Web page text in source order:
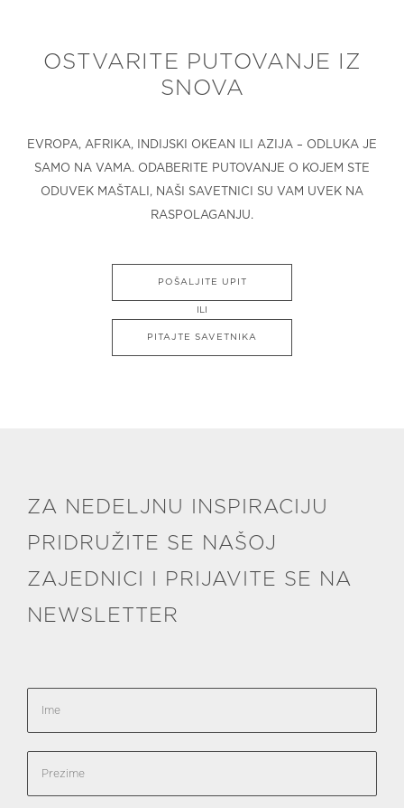
OSTVARITE PUTOVANJE IZ
SNOVA
EVROPA, AFRIKA, INDIJSKI OKEAN ILI AZIJA – ODLUKA JE
SAMO NA VAMA. ODABERITE PUTOVANJE O KOJEM STE
ODUVEK MAŠTALI, NAŠI SAVETNICI SU VAM UVEK NA
RASPOLAGANJU.
POŠALJITE UPIT
ILI
PITAJTE SAVETNIKA
ZA NEDELJNU INSPIRACIJU
PRIDRUŽITE SE NAŠOJ
ZAJEDNICI I PRIJAVITE SE NA
NEWSLETTER